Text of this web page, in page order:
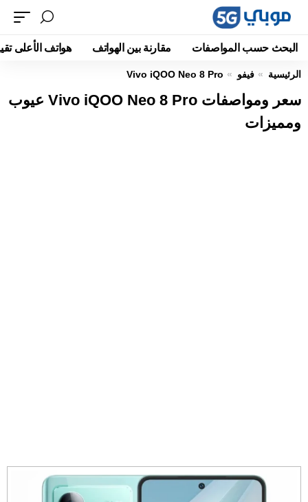
البحث حسب المواصفات مقارنة بين الهواتف هواتف الأعلى
الرئيسية فيفو Vivo iQOO Neo 8 Pro
سعر ومواصفات Vivo iQOO Neo 8 Pro عيوب
ومميزات